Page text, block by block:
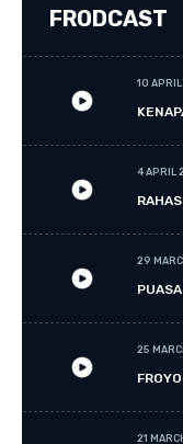
FRODCAST
10
4 APRIL
29
25
21